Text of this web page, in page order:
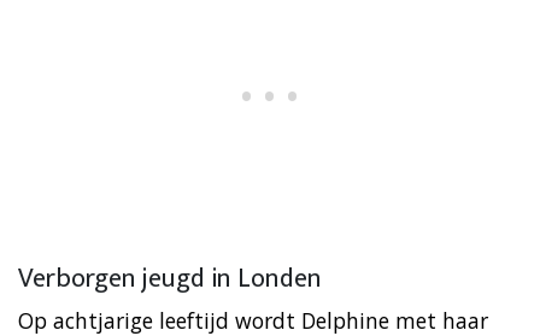
Verborgen jeugd in Londen
Op achtjarige leeftijd wordt Delphine met haar